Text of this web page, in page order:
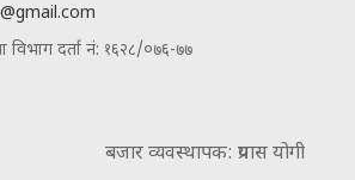
विभाग दर्ता नं: १६२८/०७६-७७
बजार व्यवस्थापक: प्रयास योगी